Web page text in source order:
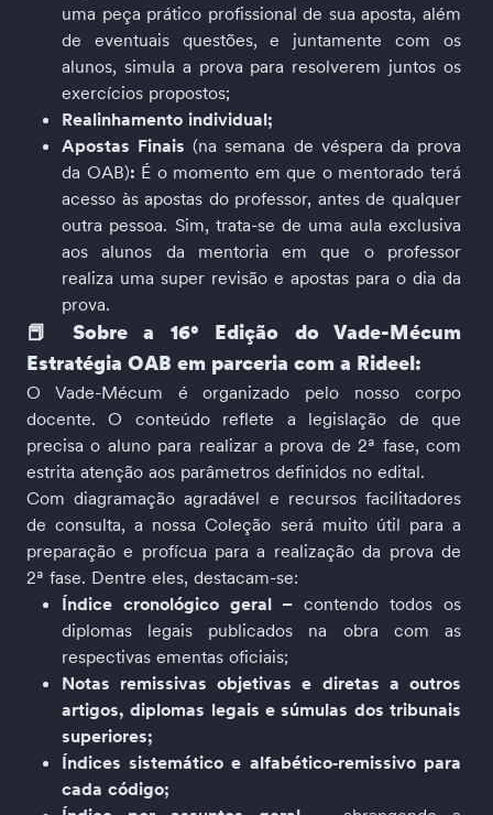
uma peça prático profissional de sua aposta, além
de eventuais questões, e juntamente com os
alunos, simula a prova para resolverem juntos os
exercícios propostos;
Realinhamento individual;
Apostas Finais (na semana de véspera da prova
da OAB): É o momento em que o mentorado terá
acesso às apostas do professor, antes de qualquer
outra pessoa. Sim, trata-se de uma aula exclusiva
aos alunos da mentoria em que o professor
realiza uma super revisão e apostas para o dia da
prova.
📕 Sobre a 16° Edição do Vade-Mécum
Estratégia OAB em parceria com a Rideel:
O Vade-Mécum é organizado pelo nosso corpo
docente. O conteúdo reflete a legislação de que
precisa o aluno para realizar a prova de 2ª fase, com
estrita atenção aos parâmetros definidos no edital.
Com diagramação agradável e recursos facilitadores
de consulta, a nossa Coleção será muito útil para a
preparação e profícua para a realização da prova de
2ª fase. Dentre eles, destacam-se:
Índice cronológico geral – contendo todos os
diplomas legais publicados na obra com as
respectivas ementas oficiais;
Notas remissivas objetivas e diretas a outros
artigos, diplomas legais e súmulas dos tribunais
superiores;
Índices sistemático e alfabético‑remissivo para
cada código;